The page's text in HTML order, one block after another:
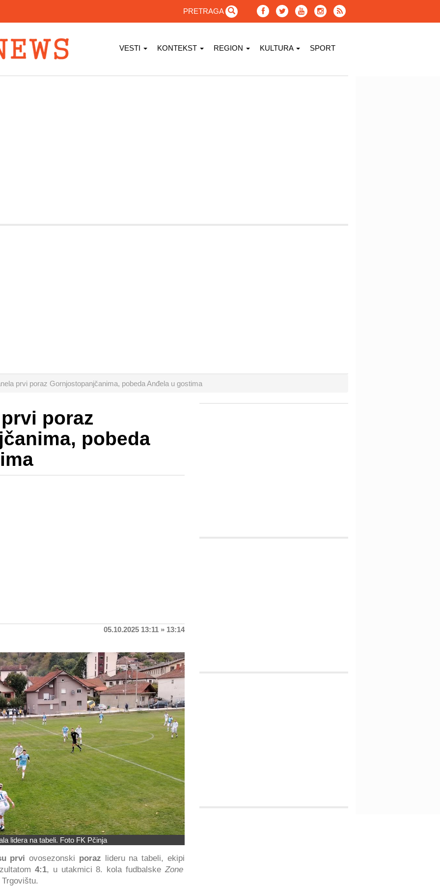
PRETRAGA
VESTI KONTEKST REGION KULTURA SPORT
prvi poraz Gornjostopanjčanima, pobeda Anđela u gostima
poraz
pobeda
05.10.2025 13:11 » 13:14
lidera na tabeli. Foto FK Pčinja
prvi ovosezonski poraz lideru na tabeli, ekipi
4:1, u utakmici 8. kola fudbalske Zone